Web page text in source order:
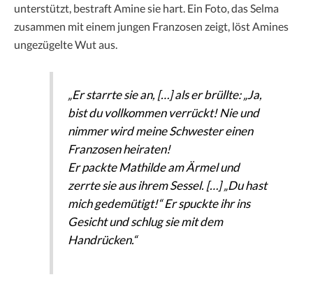
unterstützt, bestraft Amine sie hart. Ein Foto, das Selma
zusammen mit einem jungen Franzosen zeigt, löst Amines
ungezügelte Wut aus.
„Er starrte sie an, […] als er brüllte: „Ja,
bist du vollkommen verrückt! Nie und
nimmer wird meine Schwester einen
Franzosen heiraten!
Er packte Mathilde am Ärmel und
zerrte sie aus ihrem Sessel. […] „Du hast
mich gedemütigt!“ Er spuckte ihr ins
Gesicht und schlug sie mit dem
Handrücken.“